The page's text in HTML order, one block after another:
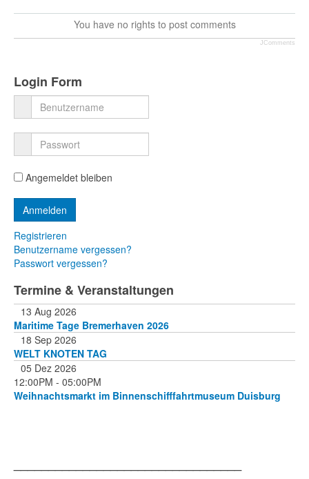
You have no rights to post comments
JComments
Login Form
Angemeldet bleiben
Registrieren
Benutzername vergessen?
Passwort vergessen?
Termine & Veranstaltungen
13 Aug 2026
Maritime Tage Bremerhaven 2026
18 Sep 2026
WELT KNOTEN TAG
05 Dez 2026
12:00PM - 05:00PM
Weihnachtsmarkt im Binnenschifffahrtmuseum Duisburg